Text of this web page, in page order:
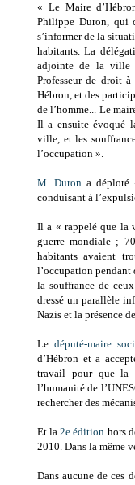
« Le Maire
Philippe Duron, qui
s’informer de la
habitants. La
adjointe de la ville
Professeur de droit
Hébron, et des
de l’homme... Le
Il a ensuite évoqué
ville, et les
l’occupation ».
M. Duron a déploré
conduisant à
Il a « rappelé que la
guerre mondiale ;
habitants avaient
l’occupation pendant
la souffrance de
dressé un parallèle
Nazis et la présence
Le député-maire
d’Hébron et a
travail pour que la
l’humanité de
rechercher des
Et la2e édition hors
2010. Dans la même
Dans aucune de ces